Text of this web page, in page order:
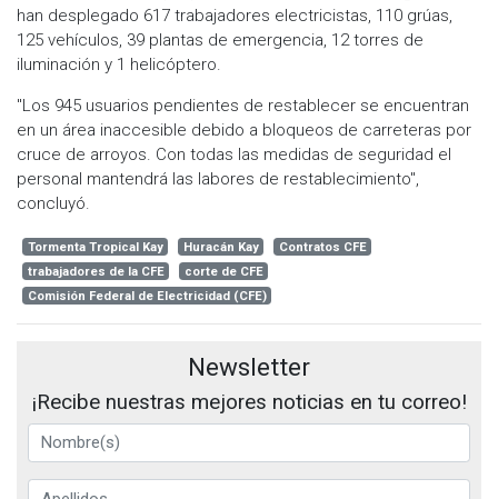
han desplegado 617 trabajadores electricistas, 110 grúas,
125 vehículos, 39 plantas de emergencia, 12 torres de
iluminación y 1 helicóptero.
"Los 945 usuarios pendientes de restablecer se encuentran
en un área inaccesible debido a bloqueos de carreteras por
cruce de arroyos. Con todas las medidas de seguridad el
personal mantendrá las labores de restablecimiento",
concluyó.
Tormenta Tropical Kay Huracán Kay
Contratos CFE
trabajadores de la CFE
corte de CFE
Comisión Federal de Electricidad (CFE)
Newsletter
¡Recibe nuestras mejores noticias en tu correo!